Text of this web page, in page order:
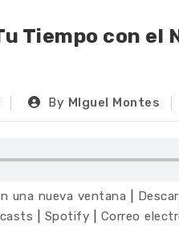
Tiempo con
By MIguel Montes
una nueva ventana
Spotify Correo